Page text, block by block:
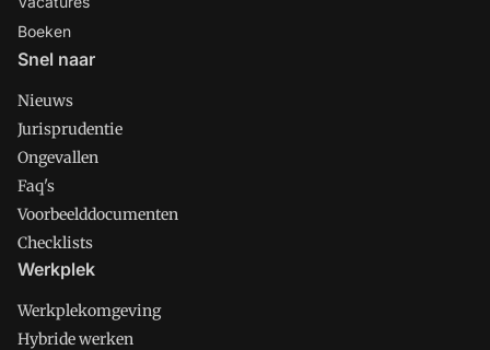
Boeken
Snel naar
Nieuws
Jurisprudentie
Ongevallen
Faq's
Voorbeelddocumenten
Checklists
Werkplek
Werkplekomgeving
Hybride werken